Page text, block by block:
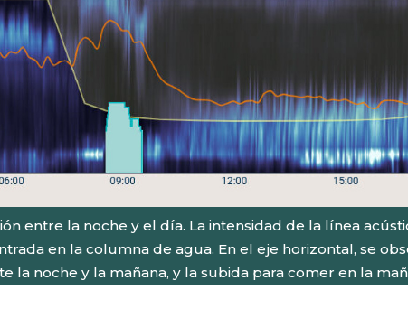
entre la noche y el día. La intensidad de la línea
en la columna de agua. En el eje horizontal, se
la noche y la mañana, y la subida para comer en la